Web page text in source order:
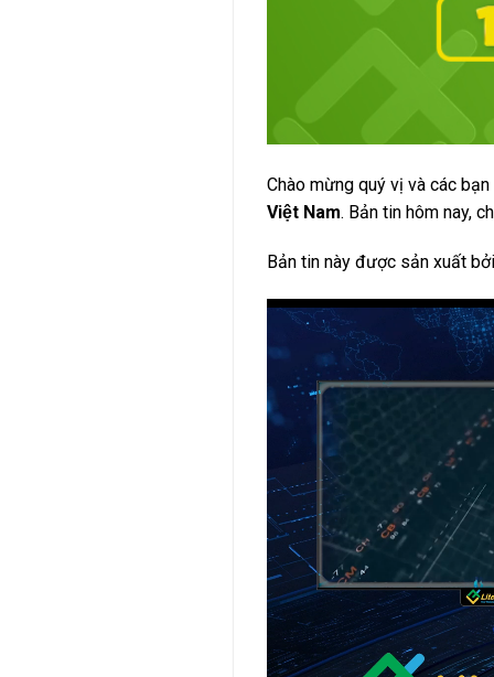
Chào mừng quý vị và các
Việt Nam. Bản tin hôm nay,
Bản tin này được sản xuất